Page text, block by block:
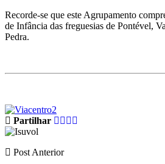
Recorde-se que este Agrupamento
de Infância das freguesias de Pontével,
Pedra.
Partilhar
Post Anterior